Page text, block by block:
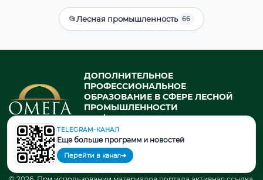
📂Лесная промышленность 66
ДОПОЛНИТЕЛЬНОЕ
ПРОФЕССИОНАЛЬНОЕ
ОБРАЗОВАНИЕ В СФЕРЕ ЛЕСНОЙ
ПРОМЫШЛЕННОСТИ
профессиональная переподготовка
и повышение квалификации в
государственном университете
TELEGRAM-КАНАЛ
Еще больше программ и новостей
Перейти в канал➔